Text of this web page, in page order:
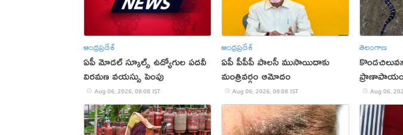
ఆంధ్రప్రదేశ్
ఏపీ మోడల్ స్కూల్స్ ఉద్యోగుల పదవీ
విరమణ వయస్సు పెంపు
Aug 06, 2026, 08:08 IST
ఆంధ్రప్రదేశ్
ఏపీ పీపీపీ పాలసీ ముసాయిదాకు
మంత్రివర్గం ఆమోదం
Aug 06, 2026, 08:08 IST
తెలంగాణ
Aug 06,